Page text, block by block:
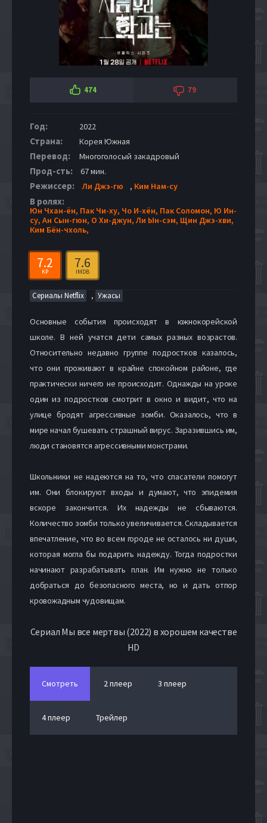
474 79
Год: 2022
Страна: Корея Южная
Перевод: Многоголосый закадровый
Прод-сть: 67 мин.
Режиссер: Ли Джэ-гю , Ким Нам-су
В ролях:
Юн Чхан-ён, Пак Чи-ху, Чо И-хён, Пак Соломон, Ю Ин-
су, Ан Сын-гюн, О Хи-джун,Ли Ын-сэм, Щин Джэ-хви,
Ким Бён-чхоль,
7.2
KP
7.6
IMDB
Сериалы Netflix , Ужасы
Основные события происходят в южнокорейской
школе. В ней учатся дети самых разных возрастов.
Относительно недавно группе подростков казалось,
что они проживают в крайне спокойном районе, где
практически ничего не происходит. Однажды на уроке
один из подростков смотрит в окно и видит, что на
улице бродят агрессивные зомби. Оказалось, что в
мире начал бушевать страшный вирус. Заразившись им,
люди становятся агрессивными монстрами.
Школьники не надеются на то, что спасатели помогут
им. Они блокируют входы и думают, что эпидемия
вскоре закончится. Их надежды не сбываются.
Количество зомби только увеличивается. Складывается
впечатление, что во всем городе не осталось ни души,
которая могла бы подарить надежду. Тогда подростки
начинают разрабатывать план. Им нужно не только
добраться до безопасного места, но и дать отпор
кровожадным чудовищам.
Сериал Мы все мертвы (2022) в хорошем качестве
HD
Смотреть 2 плеер 3 плеер
4 плеер Трейлер